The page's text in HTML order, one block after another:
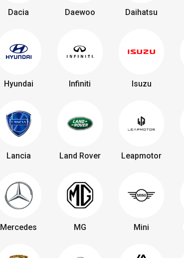
Dacia Daewoo Daihatsu
Hyundai Infiniti Isuzu
Lancia Land Rover Leapmotor
Mercedes MG Mini